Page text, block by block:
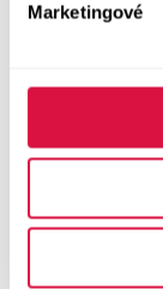
Marketingové